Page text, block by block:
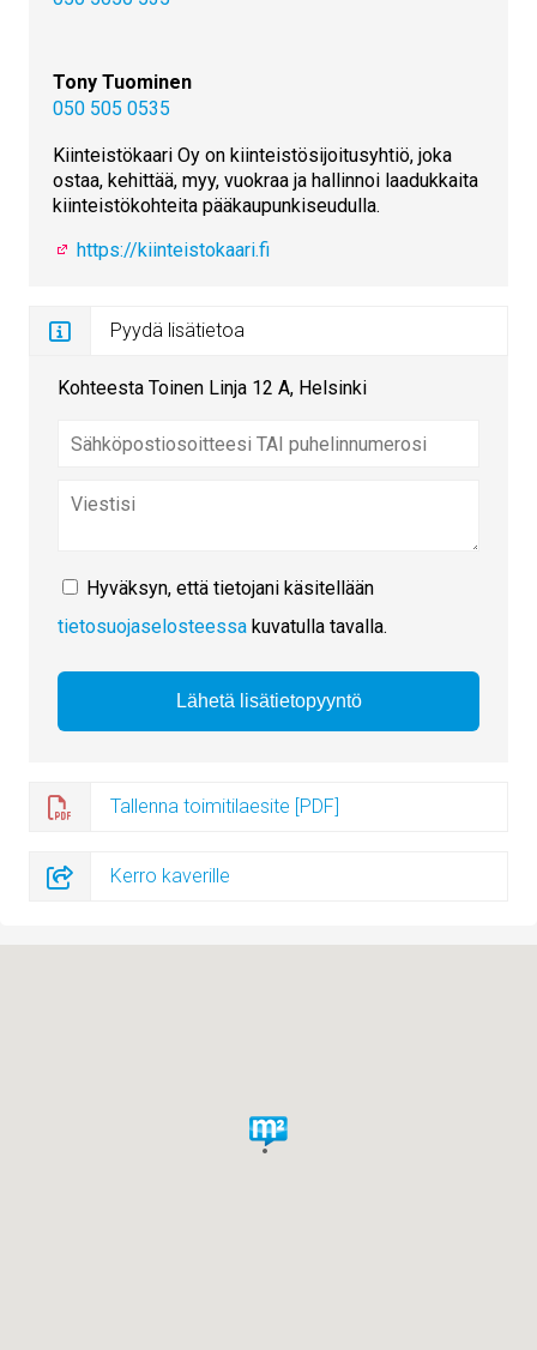
Tony Tuominen
050 505 0535
Kiinteistökaari Oy on kiinteistösijoitusyhtiö, joka
ostaa, kehittää, myy, vuokraa ja hallinnoi laadukkaita
kiinteistökohteita pääkaupunkiseudulla.
https://kiinteistokaari.fi
Pyydä lisätietoa
Kohteesta Toinen Linja 12 A, Helsinki
Hyväksyn, että tietojani käsitellään
tietosuojaselosteessa kuvatulla tavalla.
Tallenna toimitilaesite [PDF]
Kerro kaverille